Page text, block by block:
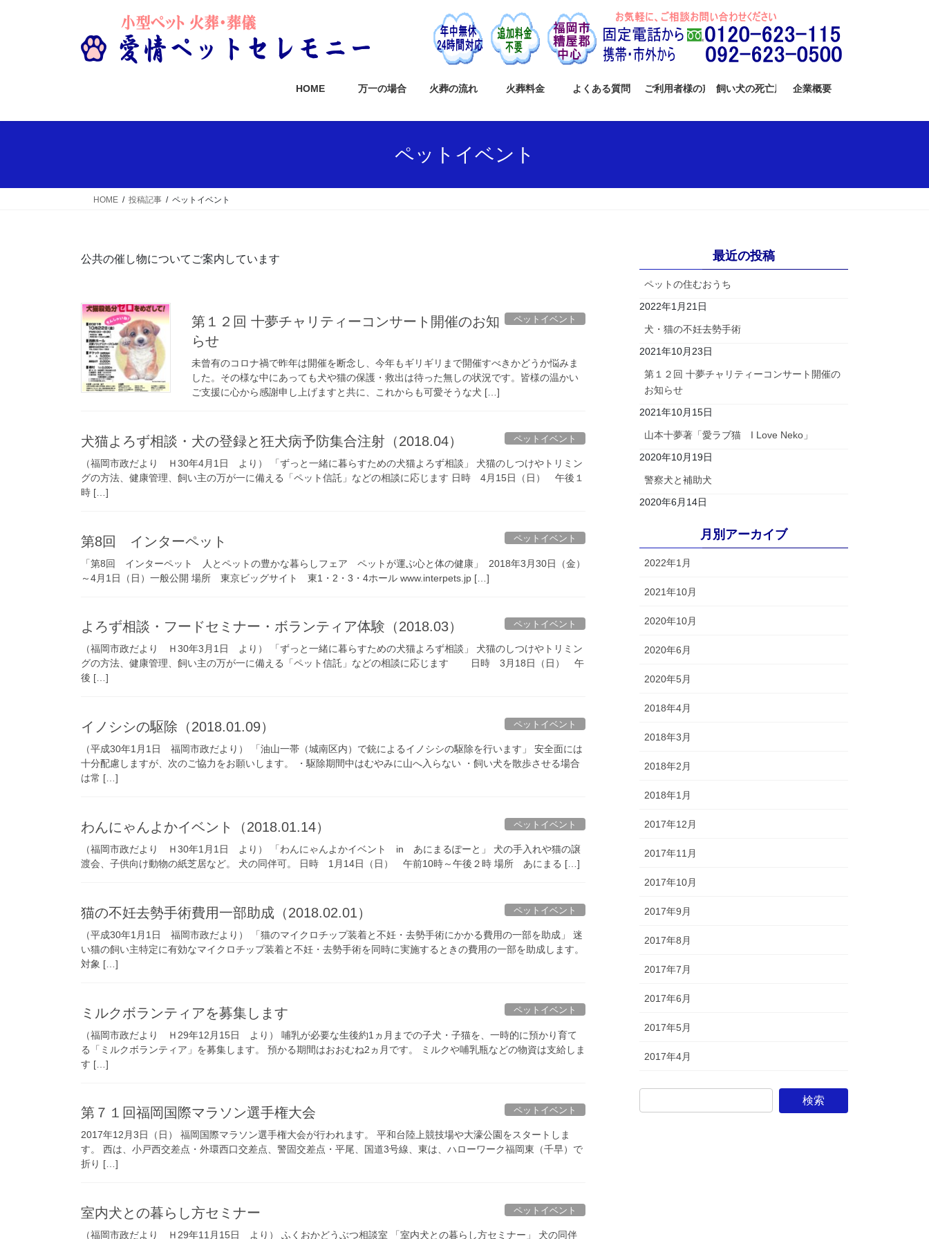
キ
に
HOME 万一の場合 火葬の流れ 火葬料金 よくある質問 ご利用者様の声 飼い犬の死亡届 企業概要
ペットイベント
HOME 投稿記事 ペットイベント
公共の催し物についてご案内しています
ペットイベント
第１２回 十夢チャリティーコンサート開催のお知
らせ
未曾有のコロナ禍で昨年は開催を断念し、今年もギリギリまで開催すべきかどうか悩みま
した。その様な中にあっても犬や猫の保護・救出は待った無しの状況です。皆様の温かい
ご支援に心から感謝申し上げますと共に、これからも可愛そうな犬 […]
ペットイベント
犬猫よろず相談・犬の登録と狂犬病予防集合注射（2018.04）
（福岡市政だより Ｈ30年4月1日 より） 「ずっと一緒に暮らすための犬猫よろず相談」 犬猫のしつけやトリミン
グの方法、健康管理、飼い主の万が一に備える「ペット信託」などの相談に応じます 日時 4月15日（日） 午後１
時 […]
ペットイベント
第8回 インターペット
「第8回 インターペット 人とペットの豊かな暮らしフェア ペットが運ぶ心と体の健康」 2018年3月30日（金）
～4月1日（日）一般公開 場所 東京ビッグサイト 東1・2・3・4ホール www.interpets.jp […]
ペットイベント
よろず相談・フードセミナー・ボランティア体験（2018.03）
（福岡市政だより Ｈ30年3月1日 より） 「ずっと一緒に暮らすための犬猫よろず相談」 犬猫のしつけやトリミン
グの方法、健康管理、飼い主の万が一に備える「ペット信託」などの相談に応じます 日時 3月18日（日） 午
後 […]
ペットイベント
イノシシの駆除（2018.01.09）
（平成30年1月1日 福岡市政だより） 「油山一帯（城南区内）で銃によるイノシシの駆除を行います」 安全面には
十分配慮しますが、次のご協力をお願いします。 ・駆除期間中はむやみに山へ入らない ・飼い犬を散歩させる場合
は常 […]
ペットイベント
わんにゃんよかイベント（2018.01.14）
（福岡市政だより Ｈ30年1月1日 より） 「わんにゃんよかイベント in あにまるぽーと」 犬の手入れや猫の譲
渡会、子供向け動物の紙芝居など。 犬の同伴可。 日時 1月14日（日） 午前10時～午後２時 場所 あにまる […]
ペットイベント
猫の不妊去勢手術費用一部助成（2018.02.01）
（平成30年1月1日 福岡市政だより） 「猫のマイクロチップ装着と不妊・去勢手術にかかる費用の一部を助成」 迷
い猫の飼い主特定に有効なマイクロチップ装着と不妊・去勢手術を同時に実施するときの費用の一部を助成します。
対象 […]
ペットイベント
ミルクボランティアを募集します
（福岡市政だより Ｈ29年12月15日 より） 哺乳が必要な生後約1ヵ月までの子犬・子猫を、一時的に預かり育て
る「ミルクボランティア」を募集します。 預かる期間はおおむね2ヵ月です。 ミルクや哺乳瓶などの物資は支給しま
す […]
ペットイベント
第７１回福岡国際マラソン選手権大会
2017年12月3日（日） 福岡国際マラソン選手権大会が行われます。 平和台陸上競技場や大濠公園をスタートしま
す。 西は、小戸西交差点・外環西口交差点、警固交差点・平尾、国道3号線、東は、ハローワーク福岡東（千早）で
折り […]
ペットイベント
室内犬との暮らし方セミナー
（福岡市政だより Ｈ29年11月15日 より） ふくおかどうぶつ相談室 「室内犬との暮らし方セミナー」 犬の同伴
最近の投稿
ペットの住むおうち
2022年1月21日
犬・猫の不妊去勢手術
2021年10月23日
第１２回 十夢チャリティーコンサート開催の
お知らせ
2021年10月15日
山本十夢著「愛ラブ猫 I Love Neko」
2020年10月19日
警察犬と補助犬
2020年6月14日
月別アーカイブ
2022年1月
2021年10月
2020年10月
2020年6月
2020年5月
2018年4月
2018年3月
2018年2月
2018年1月
2017年12月
2017年11月
2017年10月
2017年9月
2017年8月
2017年7月
2017年6月
2017年5月
2017年4月